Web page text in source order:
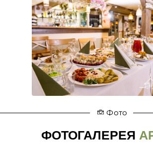
Фото
ФОТОГАЛЕРЕЯ